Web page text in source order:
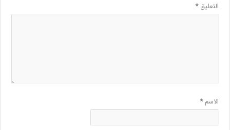
التعليق*
الاسم*